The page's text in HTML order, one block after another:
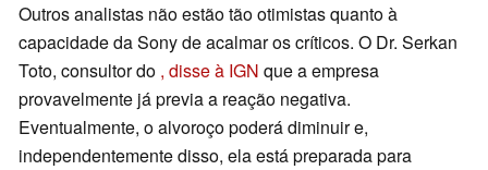
Outros analistas não estão tão otimistas quanto à
capacidade da Sony de acalmar os críticos. O Dr. Serkan
Toto, consultor do , disse à IGN que a empresa
provavelmente já previa a reação negativa.
Eventualmente, o alvoroço poderá diminuir e,
independentemente disso, ela está preparada para